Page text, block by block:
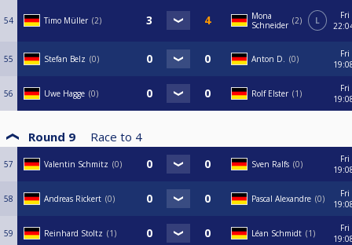
54 Timo Müller 2
Mona
Schneider 2 L
Fri
55 Stefan Belz 0 Anton D. 0
Fri
56 Uwe Hagge 0 Rolf Elster 1
Fri
Round 9 Race to 4
57 Valentin Schmitz 0 Sven Ralfs 0
Fri
58 Andreas Rickert 0 Pascal Alexandre 0
Fri
59 Reinhard Stoltz 1 Léan Schmidt 1
Fri